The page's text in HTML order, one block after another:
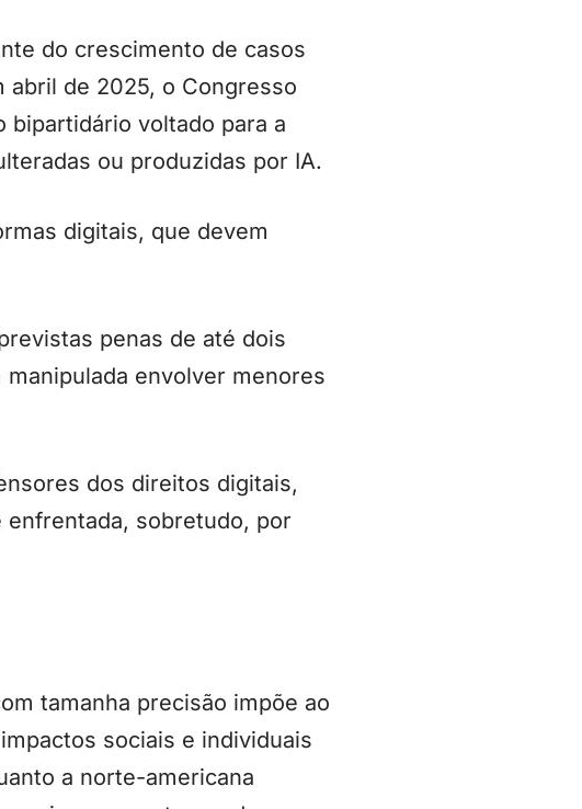
do crescimento de casos
abril de 2025, o Congresso
voltado para a
ou produzidas por IA.
digitais, que devem
penas de até dois
envolver menores
dos direitos digitais,
sobretudo, por
tamanha precisão impõe ao
sociais e individuais
a norte-americana